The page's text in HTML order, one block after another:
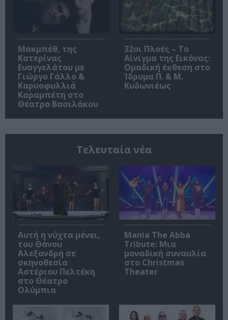
Μακμπέθ, της
Κατερίνας
Ευαγγελάτου με
Γιώργο Γάλλο &
Καρυοφυλλιά
Καραμπέτη στο
Θέατρο Βασιλάκου
32οι Πλοές – Το
Αίνιγμα της Εικόνας:
Ομαδική έκθεση στο
Ίδρυμα Π. & Μ.
Κυδωνιέως
Τελευταία νέα
Αυτή η νύχτα μένει,
του Θάνου
Αλεξανδρή σε
σκηνοθεσία
Αστέριου Πελτέκη
στο Θέατρο
Ολύμπια
Mania The Abba
Tribute: Μια
μοναδική συναυλία
στο Christmas
Theater